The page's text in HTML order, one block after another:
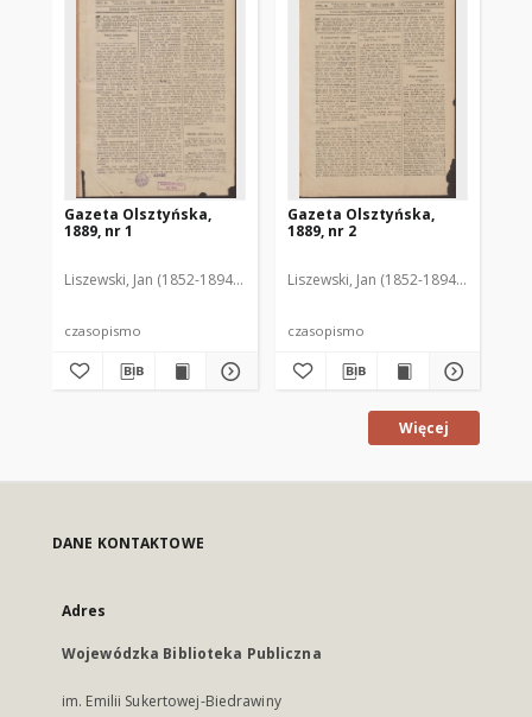
Gazeta Olsztyńska,
1889, nr 1
Liszewski, Jan (1852-1894). Red.
czasopismo
Gazeta Olsztyńska,
1889, nr 2
Liszewski, Jan (1852-1894). Red.
czasopismo
Więcej
DANE KONTAKTOWE
Adres
Wojewódzka Biblioteka Publiczna
im. Emilii Sukertowej-Biedrawiny